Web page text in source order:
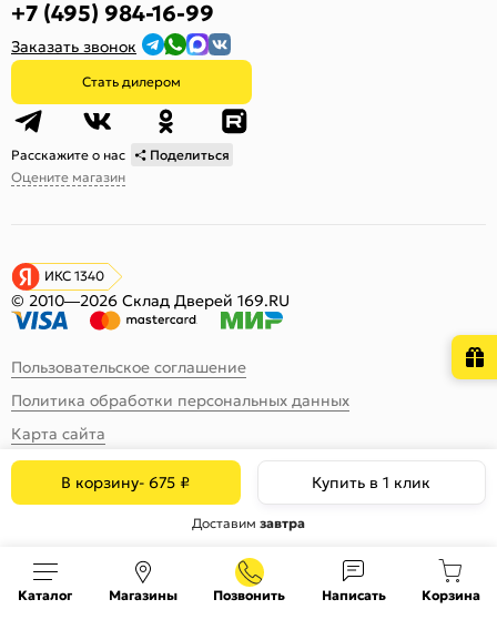
В корзину-675 ₽ Купить в 1 клик
Доставим завтра
+7 (495) 984-16-99
Заказать звонок
Стать дилером
Расскажите о нас
Поделиться
Оцените магазин
ИКС 1340
© 2010—2026 Склад Дверей 169.RU
Пользовательское соглашение
Политика обработки персональных данных
Карта сайта
Каталог Магазины Позвонить Написать Корзина